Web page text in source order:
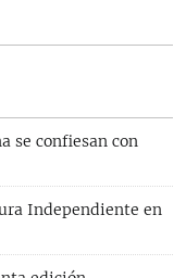
se confiesan con
Independiente en